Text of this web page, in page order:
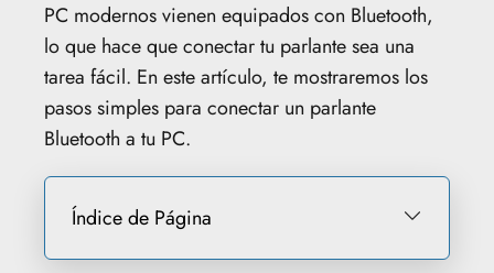
PC modernos vienen equipados con Bluetooth,
lo que hace que conectar tu parlante sea una
tarea fácil. En este artículo, te mostraremos los
pasos simples para conectar un parlante
Bluetooth a tu PC.
Índice de Página